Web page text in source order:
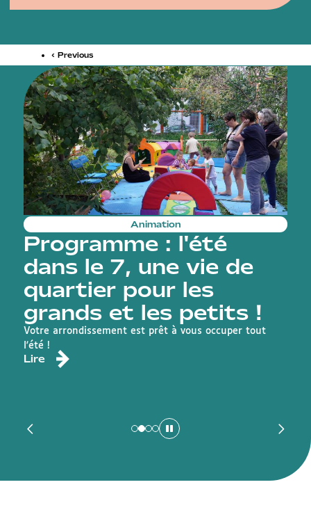
‹ Previous
Animation
Programme : l'été
dans le 7, une vie de
quartier pour les
grands et les petits !
Votre arrondissement est prêt à vous occuper tout
l'été !
Lire